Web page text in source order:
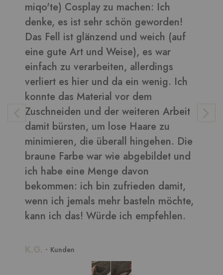
(auf
Ich
Arbeit
Die
und
damit,
möchte,
Vera-Kunden